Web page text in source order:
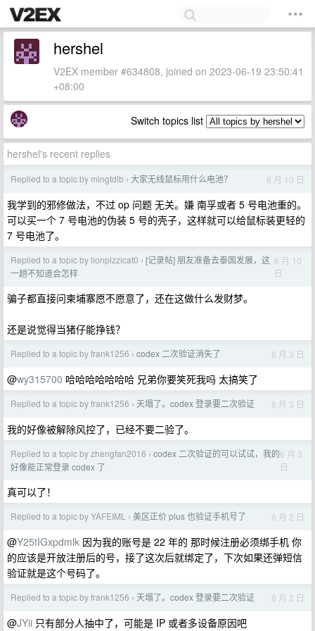
hershel
V2EX member #634808, joined on 2023-06-19 23:50:41
+08:00
Switch topics list
hershel's recent replies
Replied to a topic by mingtdlb › 大家无线鼠标用什么电池？ 6 月 10 日
我学到的邪修做法，不过 op 问题 无关。嫌 南孚或者 5 号电池重的。
可以买一个 7 号电池的伪装 5 号的壳子，这样就可以给鼠标装更轻的
7 号电池了。
Replied to a topic by lionpizzicat0 › [记录帖] 朋友准备去泰国发展，这
一趟不知道会怎样
6 月 10
日
骗子都直接问柬埔寨愿不愿意了，还在这做什么发财梦。
还是说觉得当猪仔能挣钱？
Replied to a topic by frank1256 › codex 二次验证消失了 6 月 3 日
@wy315700 哈哈哈哈哈哈哈 兄弟你要笑死我吗 太搞笑了
Replied to a topic by frank1256 › 天塌了。codex 登录要二次验证 6 月 3 日
我的好像被解除风控了，已经不要二验了。
Replied to a topic by zhengfan2016 › codex 二次验证的可以试试，我的
好像能正常登录 codex 了
6 月 3
日
真可以了！
Replied to a topic by YAFEIML › 美区正价 plus 也验证手机号了 6 月 2 日
@Y25tIGxpdmlk 因为我的账号是 22 年的 那时候注册必须绑手机 你
的应该是开放注册后的号，接了这次后就绑定了，下次如果还弹短信
验证就是这个号码了。
Replied to a topic by frank1256 › 天塌了。codex 登录要二次验证 6 月 2 日
@JYii 只有部分人抽中了，可能是 IP 或者多设备原因吧